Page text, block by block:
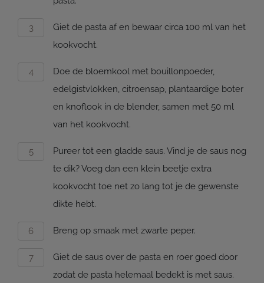
Giet de pasta af en bewaar circa 100 ml van het
kookvocht.
Doe de bloemkool met bouillonpoeder,
edelgistvlokken, citroensap, plantaardige boter
en knoflook in de blender, samen met 50 ml
van het kookvocht.
Pureer tot een gladde saus. Vind je de saus nog
te dik? Voeg dan een klein beetje extra
kookvocht toe net zo lang tot je de gewenste
dikte hebt.
Breng op smaak met zwarte peper.
Giet de saus over de pasta en roer goed door
zodat de pasta helemaal bedekt is met saus.